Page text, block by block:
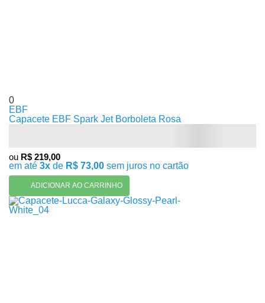
0
EBF
Capacete EBF Spark Jet Borboleta Rosa
ou R$ 219,00
em até 3x de R$ 73,00 sem juros no cartão
ADICIONAR AO CARRINHO